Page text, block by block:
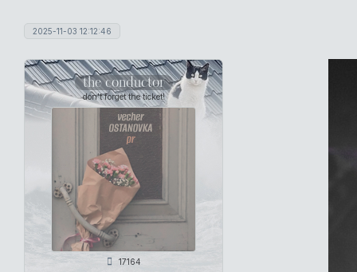
2025-11-03 12:12:46
the conductor
don't forget the ticket!
17164